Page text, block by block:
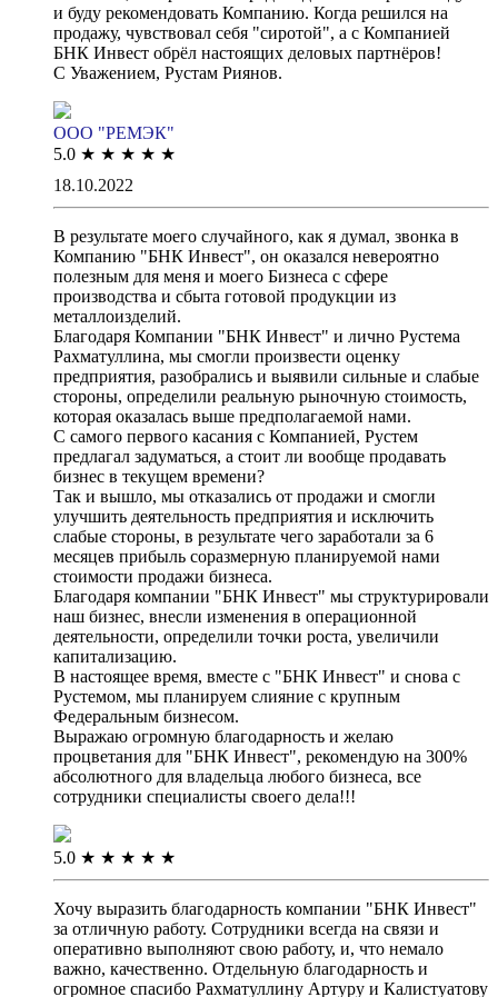
и буду рекомендовать Компанию. Когда решился на
продажу, чувствовал себя "сиротой", а с Компанией
БНК Инвест обрёл настоящих деловых партнёров!
С Уважением, Рустам Риянов.
ООО "РЕМЭК"
5.0 ★ ★ ★ ★ ★
18.10.2022
В результате моего случайного, как я думал, звонка в
Компанию "БНК Инвест", он оказался невероятно
полезным для меня и моего Бизнеса с сфере
производства и сбыта готовой продукции из
металлоизделий.
Благодаря Компании "БНК Инвест" и лично Рустема
Рахматуллина, мы смогли произвести оценку
предприятия, разобрались и выявили сильные и слабые
стороны, определили реальную рыночную стоимость,
которая оказалась выше предполагаемой нами.
С самого первого касания с Компанией, Рустем
предлагал задуматься, а стоит ли вообще продавать
бизнес в текущем времени?
Так и вышло, мы отказались от продажи и смогли
улучшить деятельность предприятия и исключить
слабые стороны, в результате чего заработали за 6
месяцев прибыль соразмерную планируемой нами
стоимости продажи бизнеса.
Благодаря компании "БНК Инвест" мы структурировали
наш бизнес, внесли изменения в операционной
деятельности, определили точки роста, увеличили
капитализацию.
В настоящее время, вместе с "БНК Инвест" и снова с
Рустемом, мы планируем слияние с крупным
Федеральным бизнесом.
Выражаю огромную благодарность и желаю
процветания для "БНК Инвест", рекомендую на 300%
абсолютного для владельца любого бизнеса, все
сотрудники специалисты своего дела!!!
5.0 ★ ★ ★ ★ ★
Хочу выразить благодарность компании "БНК Инвест"
за отличную работу. Сотрудники всегда на связи и
оперативно выполняют свою работу, и, что немало
важно, качественно. Отдельную благодарность и
огромное спасибо Рахматуллину Артуру и Калистуатову